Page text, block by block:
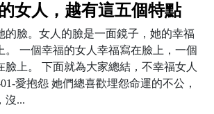
女人，越有這五個特點
的臉。女人的臉是一面鏡子，她的幸福
。 一個幸福的女人幸福寫在臉上，一個
臉上。 下面就為大家總結，不幸福女人
愛抱怨 她們總喜歡埋怨命運的不公，
沒...